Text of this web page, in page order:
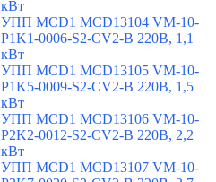
кВт
УПП MCD1 MCD13104 VM-10-
P1K1-0006-S2-CV2-B 220В, 1,1
кВт
УПП MCD1 MCD13105 VM-10-
P1K5-0009-S2-CV2-B 220В, 1,5
кВт
УПП MCD1 MCD13106 VM-10-
P2K2-0012-S2-CV2-B 220В, 2,2
кВт
УПП MCD1 MCD13107 VM-10-